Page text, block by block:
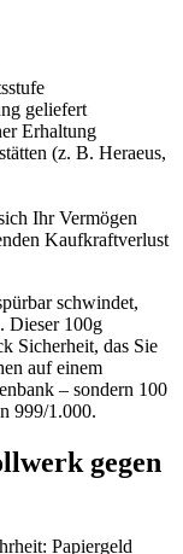
geliefert
Erhaltung
(z. B. Heraeus,
Ihr Vermögen
Kaufkraftverlust
schwindet,
Dieser 100g
Sicherheit, das Sie
auf einem
– sondern 100
999/1.000.
gegen
Papiergeld